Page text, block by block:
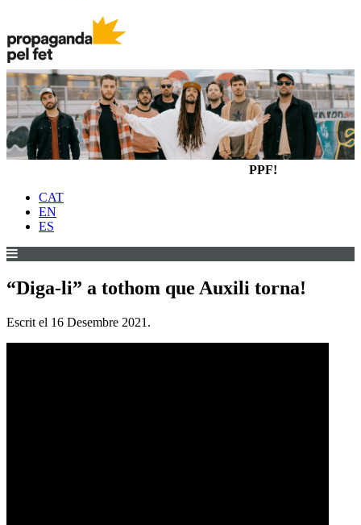
PPF!
CAT
EN
ES
“Diga-li” a tothom que Auxili torna!
Escrit el 16 Desembre 2021 .